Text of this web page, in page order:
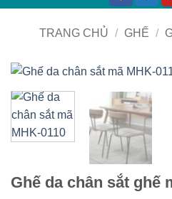
TRANG CHỦ / GHẾ /
Ghế da chân sắt ghế